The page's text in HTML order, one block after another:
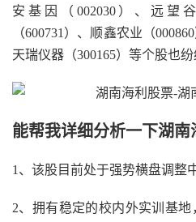
安基因（002030）、远望
（600731）、顺鑫农业（
天瑞仪器（300165）等个股也纷
能帮我详细分析一下湖南
1、该股目前处于强势横盘调整
2、拥有稳定的校内外实训基